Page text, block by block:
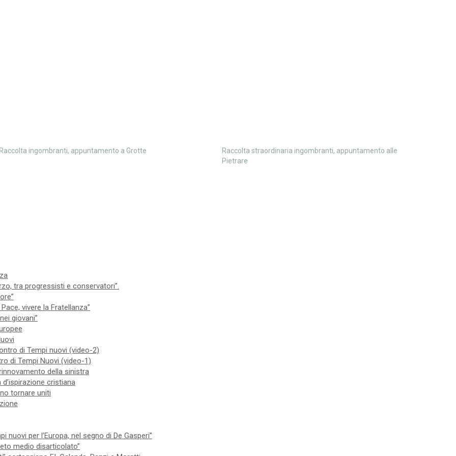
Raccolta ingombranti, appuntamento a Grotte
Raccolta straordinaria ingombranti, appuntamento alle
Pietrare
tra progressisti e conservatori”.
vivere la Fratellanza”
giovani”
di Tempi nuovi (video-2)
di Tempi Nuovi (video-1)
della sinistra
cristiana
tornare uniti
per l’Europa, nel segno di De Gasperi”
medio disarticolato”